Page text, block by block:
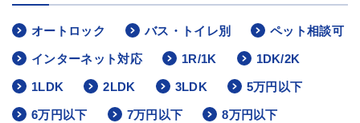
オートロック バス・トイレ別 ペット相談可
インターネット対応 1R/1K 1DK/2K
1LDK 2LDK 3LDK 5万円以下
6万円以下 7万円以下 8万円以下